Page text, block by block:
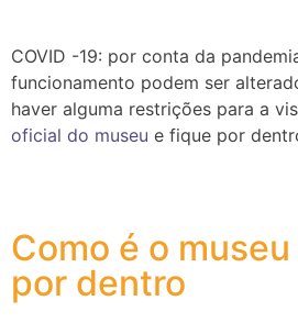
COVID -19: por conta da
funcionamento podem ser
haver alguma restrições para a
oficial do museu e fique por
Como é o
por dentro